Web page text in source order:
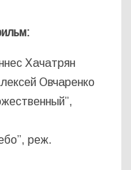
Хачатрян
Овчаренко
реж.